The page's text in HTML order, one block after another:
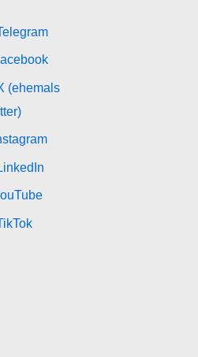
(ehemals